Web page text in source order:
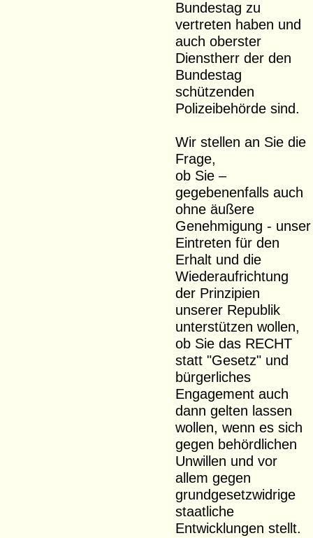
Bundestag zu
vertreten haben und
auch oberster
Dienstherr der den
Bundestag
schützenden
Polizeibehörde sind.
Wir stellen an Sie die
Frage,
ob Sie –
gegebenenfalls auch
ohne äußere
Genehmigung - unser
Eintreten für den
Erhalt und die
Wiederaufrichtung
der Prinzipien
unserer Republik
unterstützen wollen,
ob Sie das RECHT
statt "Gesetz" und
bürgerliches
Engagement auch
dann gelten lassen
wollen, wenn es sich
gegen behördlichen
Unwillen und vor
allem gegen
grundgesetzwidrige
staatliche
Entwicklungen stellt.